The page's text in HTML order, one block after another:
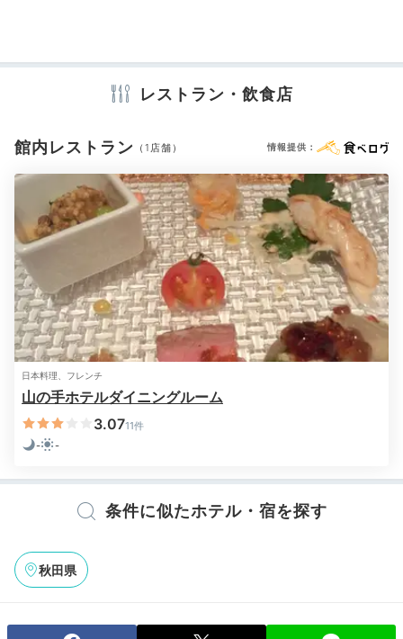
リンス ボディソープ シャワーキャップ タオル バスタオル
お茶セット 電気ポット
※設備・アメニティは、確認が取れている情報を表示しています。
レストラン・飲食店
館内レストラン （1店舗） 情報提供：
日本料理、フレンチ
山の手ホテルダイニングルーム
3.0711件
-
-
条件に似たホテル・宿を探す
秋田県